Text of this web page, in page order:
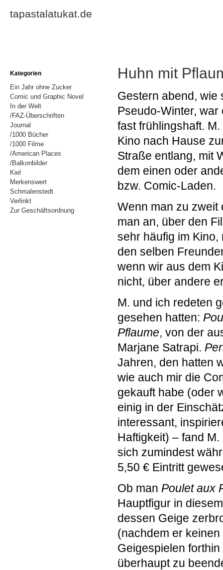
tapastalatukat.de
Huhn mit
Gestern abend, wie
Pseudo-Winter,
fast frühlingshaft.
Kino nach Hause
Straße entlang, mit
dem einen oder
bzw. Comic-Laden.
Wenn man zu zweit
man an, über den
sehr häufig im
den selben
wenn wir aus dem
nicht, über andere
M. und ich redeten
gesehen hatten:
Pflaume, von der
Marjane Satrapi.
Jahren, den hatten
wie auch mir die
gekauft habe (oder
einig in der
interessant,
Haftigkeit) – fand
sich zumindest
5,50 € Eintritt
Ob man Poulet aux
Hauptfigur in
dessen Geige
(nachdem er
Geigespielen
überhaupt zu
Kategorien
Ein Jahr ohne Zucker
Comic und Graphic Novel
In der Welt
/FAZ-Überschriften
Journal
/1000 Bücher
/1000 Filme
/American Places
/Balkonbilder
Kiel
Merkenswert
Schmalenstedt
Verlinkt
Zur Geschäftsordnung